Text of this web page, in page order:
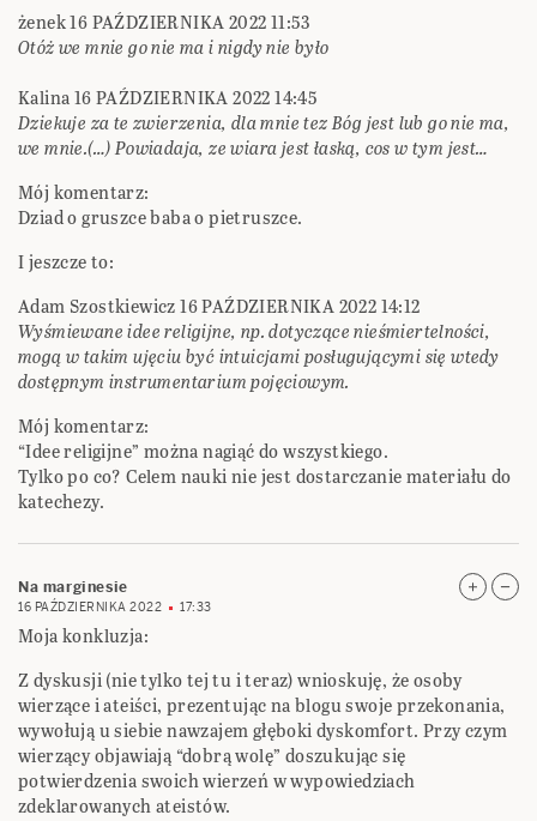
żenek 16 PAŹDZIERNIKA 2022 11:53
Otóż we mnie go nie ma i nigdy nie było
Kalina 16 PAŹDZIERNIKA 2022 14:45
Dziekuje za te zwierzenia, dla mnie tez Bóg jest lub go nie ma,
we mnie.(…) Powiadaja, ze wiara jest łaską, cos w tym jest…
Mój komentarz:
Dziad o gruszce baba o pietruszce.
I jeszcze to:
Adam Szostkiewicz 16 PAŹDZIERNIKA 2022 14:12
Wyśmiewane idee religijne, np. dotyczące nieśmiertelności,
mogą w takim ujęciu być intuicjami posługującymi się wtedy
dostępnym instrumentarium pojęciowym.
Mój komentarz:
“Idee religijne” można nagiąć do wszystkiego.
Tylko po co? Celem nauki nie jest dostarczanie materiału do
katechezy.
Na marginesie
16 PAŹDZIERNIKA 2022 17:33
Moja konkluzja:
Z dyskusji (nie tylko tej tu i teraz) wnioskuję, że osoby
wierzące i ateiści, prezentując na blogu swoje przekonania,
wywołują u siebie nawzajem głęboki dyskomfort. Przy czym
wierzący objawiają “dobrą wolę” doszukując się
potwierdzenia swoich wierzeń w wypowiedziach
zdeklarowanych ateistów.